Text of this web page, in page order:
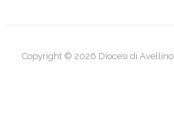
Copyright © 2026 Diocesi di Avellino